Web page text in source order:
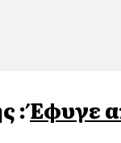
:Έφυγε